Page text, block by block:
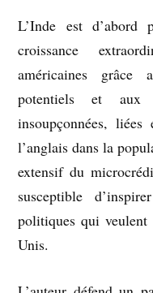
L’Inde est d’abord
croissance
américaines grâce
potentiels et aux
insoupçonnées,
l’anglais dans la
extensif du
susceptible
politiques qui
Unis.